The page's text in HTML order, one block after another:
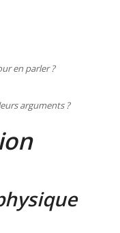
en parler ?
arguments ?